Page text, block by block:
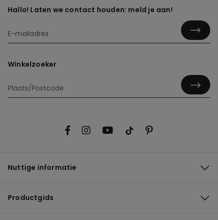
Hallo! Laten we contact houden: meld je aan!
Winkelzoeker
Nuttige informatie
Productgids